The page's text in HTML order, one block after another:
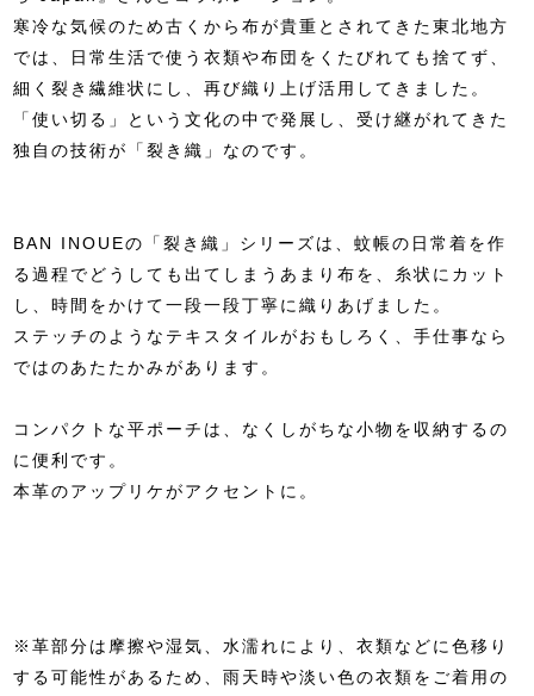
寒冷な気候のため古くから布が貴重とされてきた東北地方
では、日常生活で使う衣類や布団をくたびれても捨てず、
細く裂き繊維状にし、再び織り上げ活用してきました。
「使い切る」という文化の中で発展し、受け継がれてきた
独自の技術が「裂き織」なのです。
BAN INOUEの「裂き織」シリーズは、蚊帳の日常着を作
る過程でどうしても出てしまうあまり布を、糸状にカット
し、時間をかけて一段一段丁寧に織りあげました。
ステッチのようなテキスタイルがおもしろく、手仕事なら
ではのあたたかみがあります。
コンパクトな平ポーチは、なくしがちな小物を収納するの
に便利です。
本革のアップリケがアクセントに。
※革部分は摩擦や湿気、水濡れにより、衣類などに色移り
する可能性があるため、雨天時や淡い色の衣類をご着用の